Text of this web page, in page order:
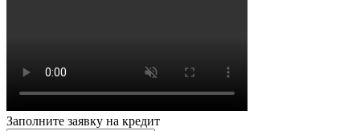
Заполните заявку на кредит